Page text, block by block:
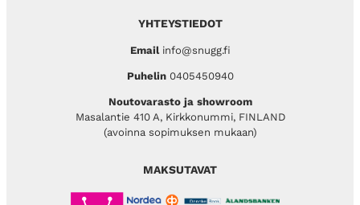
YHTEYSTIEDOT
Emailinfo@snugg.fi
Puhelin 0405450940
Noutovarasto ja showroom
Masalantie 410 A, Kirkkonummi, FINLAND
(avoinna sopimuksen mukaan)
MAKSUTAVAT